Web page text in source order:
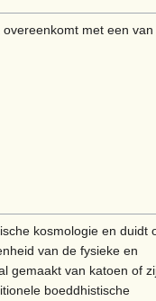
met een van
kosmologie en duidt
van de fysieke en
gemaakt van katoen of
boeddhistische